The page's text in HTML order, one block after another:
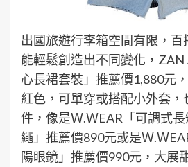
出國旅遊行李箱空間有限，百
能輕鬆創造出不同變化，
心長裙套裝」推薦價1,880元
紅色，可單穿或搭配小外套，
件，像是Ｗ.ＷEAR「可調式
繩」推薦價890元或是Ｗ.Ｗ
陽眼鏡」推薦價990元，大展